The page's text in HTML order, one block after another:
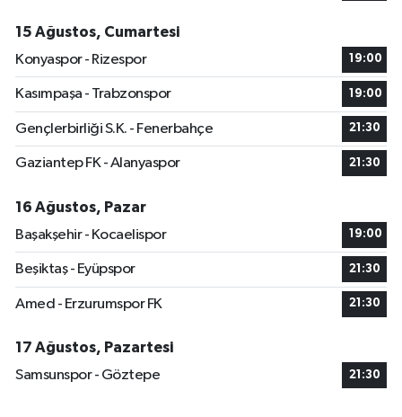
15 Ağustos, Cumartesi
Konyaspor - Rizespor
19:00
Kasımpaşa - Trabzonspor 19:00
Gençlerbirliği S.K. - Fenerbahçe 21:30
Gaziantep FK - Alanyaspor 21:30
16 Ağustos, Pazar
Başakşehir - Kocaelispor
19:00
Beşiktaş - Eyüpspor 21:30
Amed - Erzurumspor FK 21:30
17 Ağustos, Pazartesi
Samsunspor - Göztepe
21:30